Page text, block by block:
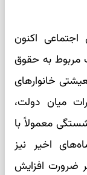
اکنون
مربوط به حقوق
خانوارهای
میان دولت،
معمولاً با
اخیر نیز
ضرورت افزایش